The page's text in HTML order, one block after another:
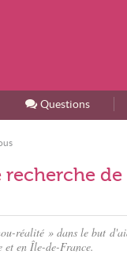
AccueilQuestions
recherche
réalité » dans le but
et en Île-de-France.